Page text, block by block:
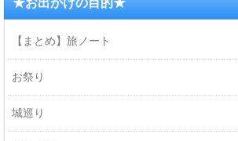
★お出かけの目的★
【まとめ】旅ノート
お祭り
城巡り